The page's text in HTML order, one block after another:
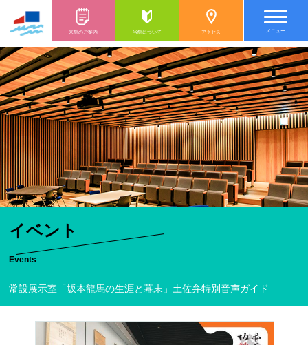
来館のご案内 当館について アクセス メニュー
イベント
Events
常設展示室「坂本龍馬の生涯と幕末」土佐弁特別音声ガイド